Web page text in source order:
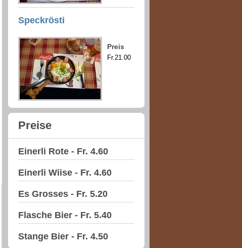
Speckrösti
Preis
Fr.21.00
Preise
Einerli Rote - Fr. 4.60
Einerli Wiise - Fr. 4.60
Es Grosses - Fr. 5.20
Flasche Bier - Fr. 5.40
Stange Bier - Fr. 4.50